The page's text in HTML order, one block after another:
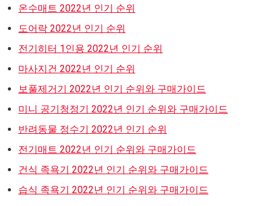
온수매트 2022년 인기 순위
도어락 2022년 인기 순위
전기히터 1인용 2022년 인기 순위
마사지건 2022년 인기 순위
보풀제거기 2022년 인기 순위와 구매가이드
미니 공기청정기 2022년 인기 순위와 구매가이드
반려동물 정수기 2022년 인기 순위
전기매트 2022년 인기 순위와 구매가이드
건식 족욕기 2022년 인기 순위와 구매가이드
습식 족욕기 2022년 인기 순위와 구매가이드